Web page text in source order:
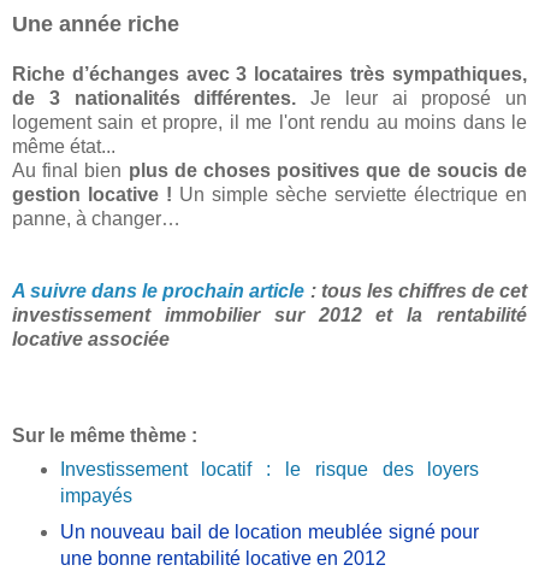
Une année riche
Riche d’échanges avec 3 locataires très sympathiques,
de 3 nationalités différentes. Je leur ai proposé un
logement sain et propre, il me l'ont rendu au moins dans le
même état...
Au final bien plus de choses positives que de soucis de
gestion locative ! Un simple sèche serviette électrique en
panne, à changer…
A suivre dans le prochain article : tous les chiffres de cet
investissement immobilier sur 2012 et la rentabilité
locative associée
Sur le même thème :
Investissement locatif : le risque des loyers
impayés
Un nouveau bail de location meublée signé pour
une bonne rentabilité locative en 2012